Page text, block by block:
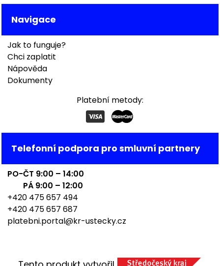
Navigace
Jak to funguje?
Chci zaplatit
Nápověda
Dokumenty
Platební metody:
Telefonní podpora pro smluvní partnery
PO-ČT 9:00 – 14:00
PÁ 9:00 – 12:00
+420 475 657 494
+420 475 657 687
platebni.portal@kr-ustecky.cz